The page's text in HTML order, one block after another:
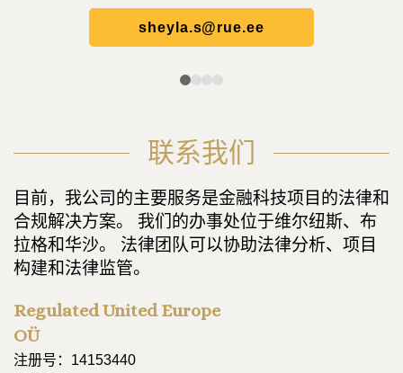
sheyla.s@rue.ee
联系我们
目前，我公司的主要服务是金融科技项目的法律和
合规解决方案。 我们的办事处位于维尔纽斯、布
拉格和华沙。 法律团队可以协助法律分析、项目
构建和法律监管。
Regulated United Europe
OÜ
注册号：14153440